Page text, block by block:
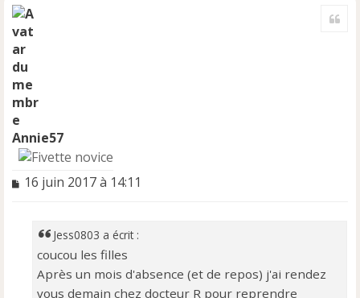
Annie57
M
16 juin 2017 à 14:11
Jess0803 a écrit :
coucou les filles
Après un mois d'absence (et de repos) j'ai rendez
vous demain chez docteur R pour reprendre